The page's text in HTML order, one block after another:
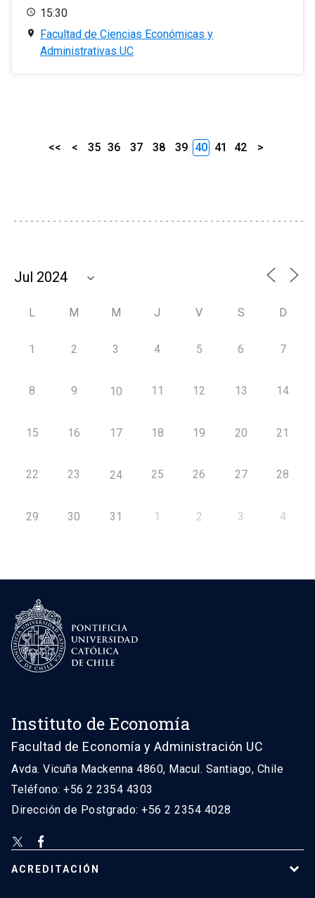
15:30
Facultad de Ciencias Económicas y
Administrativas UC
<< < 35 36 37 38 39 40 41 42 >
L M M J V S D
1 2 3 4 5 6 7
8 9 10 11 12 13 14
15 16 17 18 19 20 21
22 23 24 25 26 27 28
29 30 31 1 2 3 4
Instituto de Economía
Facultad de Economía y Administración UC
Avda. Vicuña Mackenna 4860, Macul. Santiago, Chile
Teléfono: +56 2 2354 4303
Dirección de Postgrado: +56 2 2354 4028
ACREDITACIÓN